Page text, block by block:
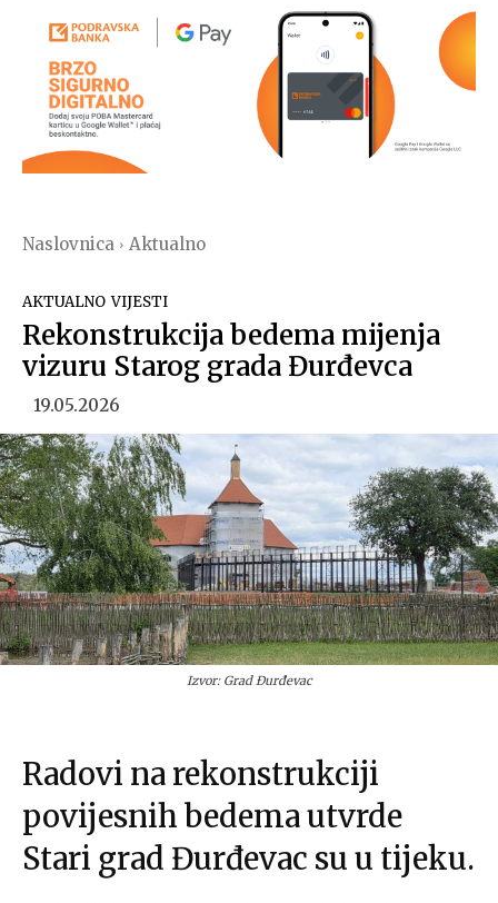
Naslovnica Aktualno
AKTUALNO VIJESTI
Rekonstrukcija bedema mijenja
vizuru Starog grada Đurđevca
19.05.2026
Izvor: Grad Đurđevac
Radovi na rekonstrukciji
povijesnih bedema utvrde
Stari grad Đurđevac su u tijeku.